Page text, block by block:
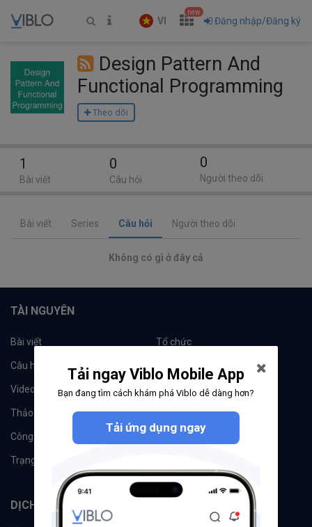
VI
new
Đăng nhập/Đăng ký
Design Pattern And
Functional Programming
Theo dõi
Bài viết Series Câu hỏi Người theo dõi
Không có gì ở đây cả
1
Bài viết
0
Câu hỏi
0
Người theo dõi
TÀI NGUYÊN
Bài viết Tổ chức
Câu hỏi
Videos Tác giả
Thảo luận Đề xuất hệ thống
Công cụ Machine Learning
Trạng thái hệ thống
DỊCH VỤ
Tải ngay Viblo Mobile App
Bạn đang tìm cách khám phá Viblo dễ dàng hơn?
Tải ứng dụng ngay